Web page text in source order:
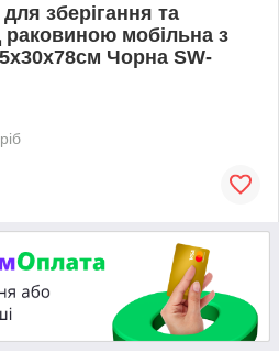
зберігання та
мобільна з
Чорна SW-